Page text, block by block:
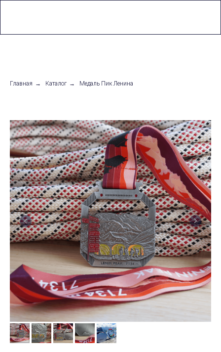
Главная → Каталог → Медаль Пик Ленина